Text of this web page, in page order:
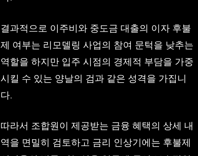
결과적으로 이주비와 중도금 대출의 이자 후불
제 여부는 리모델링 사업의 참여 문턱을 낮추는
역할을 하지만 입주 시점의 경제적 부담을 가중
시킬 수 있는 양날의 검과 같은 성격을 가집니
다.
따라서 조합원이 제공받는 금융 혜택의 상세 내
역을 면밀히 검토하고 금리 인상기에는 후불제